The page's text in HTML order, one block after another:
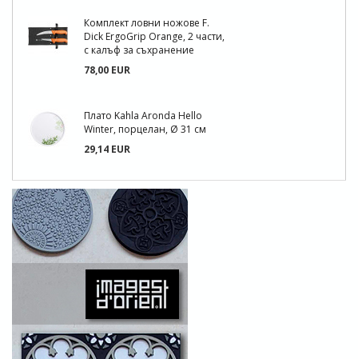
Комплект ловни ножове F.
Dick ErgoGrip Orange, 2 части,
с калъф за съхранение
78,00 EUR
Плато Kahla Aronda Hello
Winter, порцелан, Ø 31 см
29,14 EUR